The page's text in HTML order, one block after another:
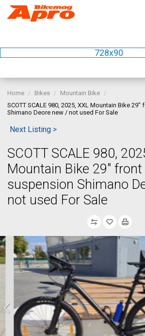
728x90
Home Bikes
Mountain Bike
SCOTT SCALE 980, 2025, XXL Mountain Bike
Shimano Deore new / not used For Sale
Next Listing >
SCOTT SCALE 980,
Mountain Bike 29" front
suspension Shimano
not used For Sale